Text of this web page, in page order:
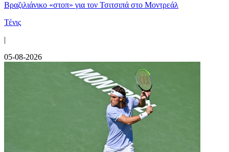
Βραζιλιάνικο «στοπ» για τον Τσιτσιπά στο Μοντρεάλ
Τένις
|
05-08-2026